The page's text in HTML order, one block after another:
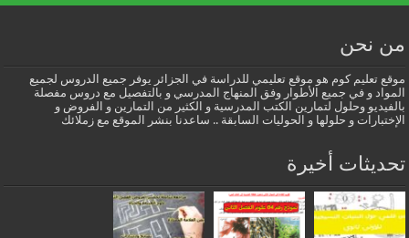
من نحن
موقع تعليم كوم هو موقع تعليمي للدراسة في الجزائر يوفر جميع الدروس لجميع
المواد و في جميع الأطوار وفق المنهاج المدرسي و بالتفصيل مع دروس مفصلة
بالفيديو وحلول لتمارين الكتب المدرسية و الكثير من التمارين و الفروض و
الإختبارات و حلولها و الحوليات السابقة .. ساعدنا بنشر الموقع مع زملائك
تحديثات أخيرة